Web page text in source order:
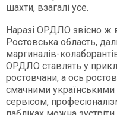
шахти, взагалі усе.
Наразі ОРДЛО звісно ж
Ростовська область,
маргиналів-
ОРДЛО ставлять у
ростовчани, а ось
смачними українськими
сервісом,